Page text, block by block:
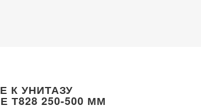
К УНИТАЗУ
250-500 ММ